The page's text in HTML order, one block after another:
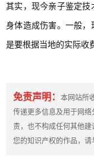
其实，现今亲子鉴定
身体造成伤害。一般
是要根据当地的实际收
免责声明：
本网站所
传递更多信息及用于网
责，也不构成任何其他
您的知识产权的作品，请